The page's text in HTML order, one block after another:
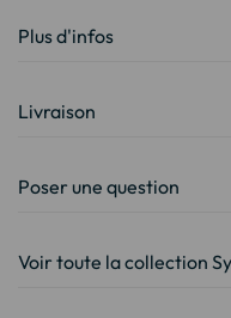
Plus d'infos
Livraison
Poser une question
Voir toute la collection